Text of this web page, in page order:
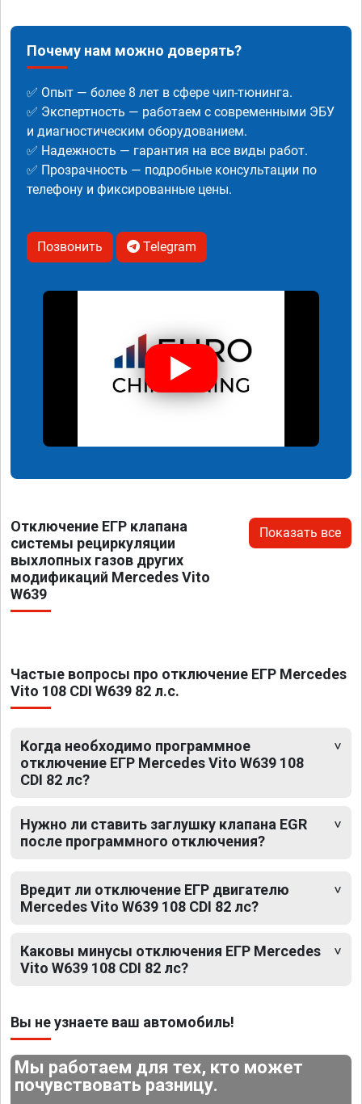
Почему нам можно доверять?
✅ Опыт — более 8 лет в сфере чип-тюнинга.
✅ Экспертность — работаем с современными ЭБУ
и диагностическим оборудованием.
✅ Надежность — гарантия на все виды работ.
✅ Прозрачность — подробные консультации по
телефону и фиксированные цены.
Позвонить Telegram
Отключение ЕГР клапана
системы рециркуляции
выхлопных газов других
модификаций Mercedes Vito
W639
Показать все
Частые вопросы про отключение ЕГР Mercedes
Vito 108 CDI W639 82 л.с.
Когда необходимо программное
отключение ЕГР Mercedes Vito W639 108
CDI 82 лс?
Нужно ли ставить заглушку клапана EGR
после программного отключения?
Вредит ли отключение ЕГР двигателю
Mercedes Vito W639 108 CDI 82 лс?
Каковы минусы отключения ЕГР Mercedes
Vito W639 108 CDI 82 лс?
Вы не узнаете ваш автомобиль!
Мы работаем для тех, кто может
почувствовать разницу.